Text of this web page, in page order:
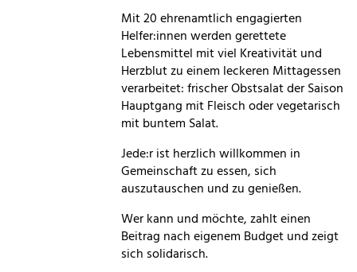
Mit 20 ehrenamtlich engagierten
Helfer:innen werden gerettete
Lebensmittel mit viel Kreativität und
Herzblut zu einem leckeren Mittagessen
verarbeitet: frischer Obstsalat der Saison
Hauptgang mit Fleisch oder vegetarisch
mit buntem Salat.
Jede:r ist herzlich willkommen in
Gemeinschaft zu essen, sich
auszutauschen und zu genießen.
Wer kann und möchte, zahlt einen
Beitrag nach eigenem Budget und zeigt
sich solidarisch.